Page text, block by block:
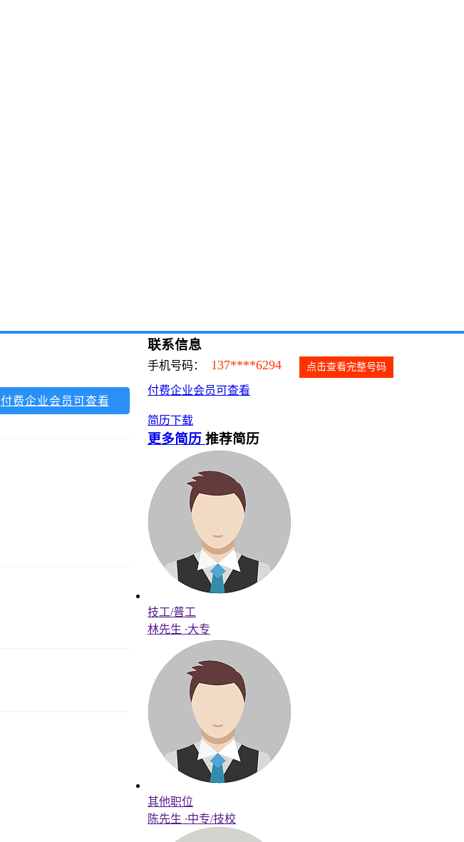
付费企业会员可查看
联系信息
手机号码： 137****6294 点击查看完整号码
付费企业会员可查看
简历下载
更多简历 推荐简历
技工/普工
林先生 ·大专
其他职位
陈先生 ·中专/技校